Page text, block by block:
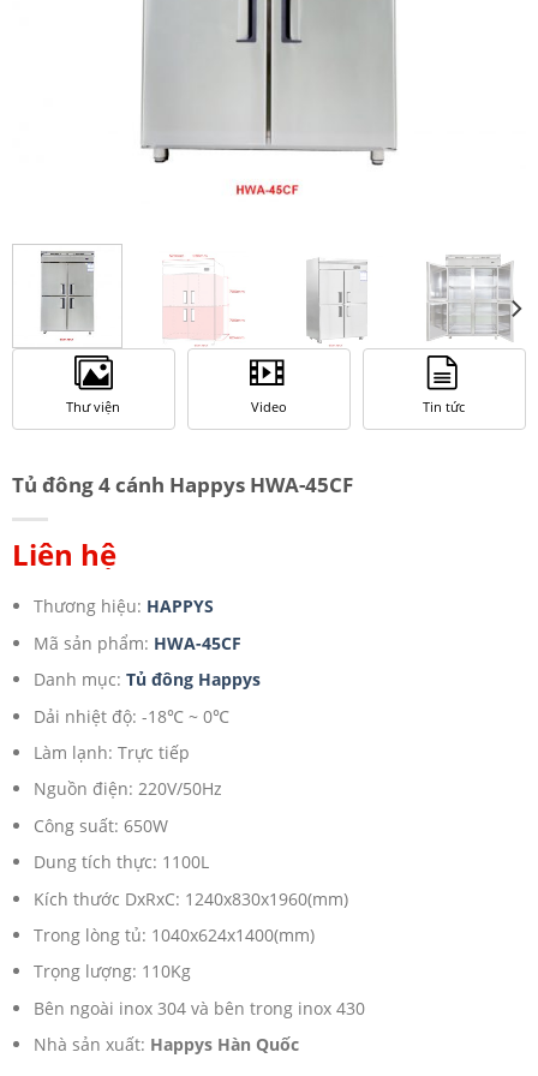
Thư viện Video Tin tức
Tủ đông 4 cánh Happys HWA-45CF
Liên hệ
Thương hiệu: HAPPYS
Mã sản phẩm: HWA-45CF
Danh mục: Tủ đông Happys
Dải nhiệt độ: -18℃ ~ 0℃
Làm lạnh: Trực tiếp
Nguồn điện: 220V/50Hz
Công suất: 650W
Dung tích thực: 1100L
Kích thước DxRxC: 1240x830x1960(mm)
Trong lòng tủ: 1040x624x1400(mm)
Trọng lượng: 110Kg
Bên ngoài inox 304 và bên trong inox 430
Nhà sản xuất: Happys Hàn Quốc